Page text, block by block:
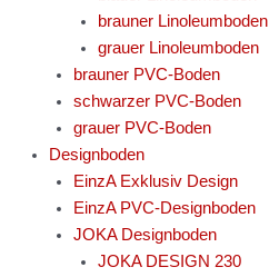
brauner Linoleumboden
grauer Linoleumboden
brauner PVC-Boden
schwarzer PVC-Boden
grauer PVC-Boden
Designboden
EinzA Exklusiv Design
EinzA PVC-Designboden
JOKA Designboden
JOKA DESIGN 230